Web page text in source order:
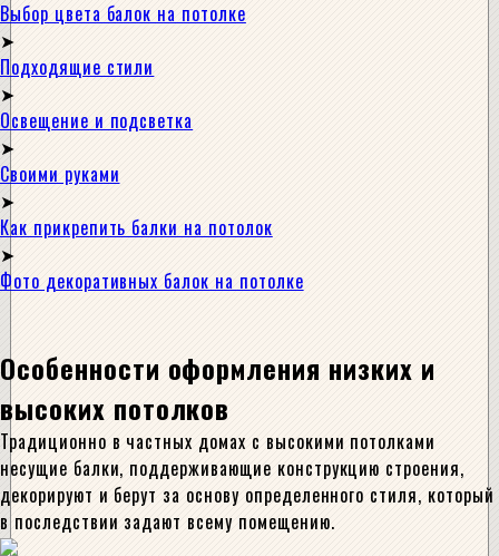
Выбор цвета балок на потолке
Подходящие стили
Освещение и подсветка
Своими руками
Как прикрепить балки на потолок
Фото декоративных балок на потолке
Особенности оформления низких и
высоких потолков
Традиционно в частных домах с высокими потолками
несущие балки, поддерживающие конструкцию строения,
декорируют и берут за основу определенного стиля, который
в последствии задают всему помещению.